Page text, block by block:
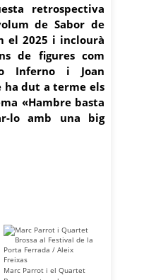
retrospectiva
de Sabor de
el 2025 i inclourà
de figures com
Inferno i Joan
ha dut a terme els
«Hambre basta
lo amb una big
Marc Parrot i el Quartet